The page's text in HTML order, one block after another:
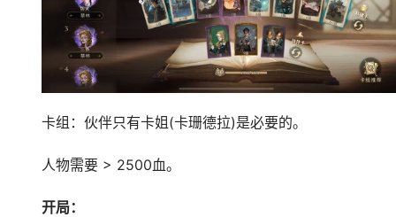
卡组：伙伴只有卡姐(卡珊德拉)是必要的。
人物需要 > 2500血。
开局：